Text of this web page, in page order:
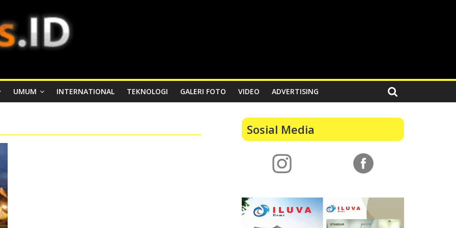
UMUM INTERNATIONAL TEKNOLOGI GALERI FOTO VIDEO ADVERTISING
Sosial Media